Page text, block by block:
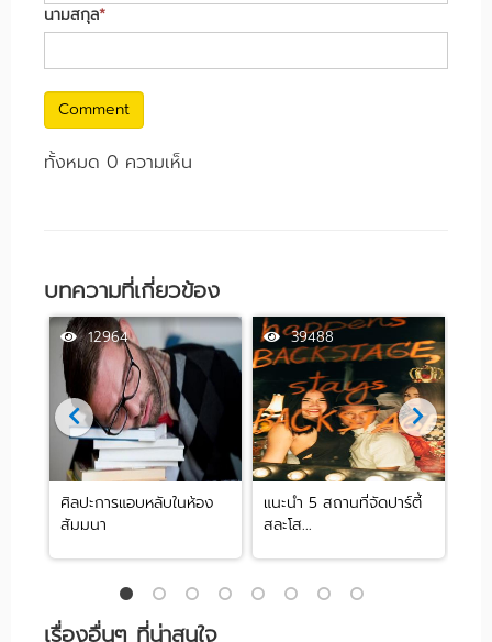
นามสกุล*
Comment
ทั้งหมด 0 ความเห็น
บทความที่เกี่ยวข้อง
12964
ศิลปะการแอบหลับในห้อง
สัมมนา
39488
แนะนำ 5 สถานที่จัดปาร์ตี้
สละโส...
เรื่องอื่นๆ ที่น่าสนใจ